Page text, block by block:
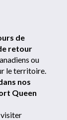
de
retour
ou
le territoire.
nos
Queen
visiter